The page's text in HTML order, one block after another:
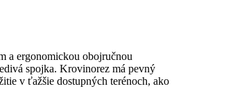
a ergonomickou obojručnou
spojka. Krovinorez má pevný
v ťažšie dostupných terénoch, ako